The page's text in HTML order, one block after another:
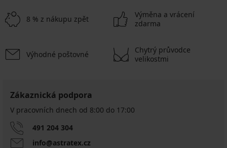
8 % z nákupu zpět
Výměna a vrácení
zdarma
Výhodné poštovné
Chytrý průvodce
velikostmi
Zákaznická podpora
V pracovních dnech od 8:00 do 17:00
491 204 304
info@astratex.cz